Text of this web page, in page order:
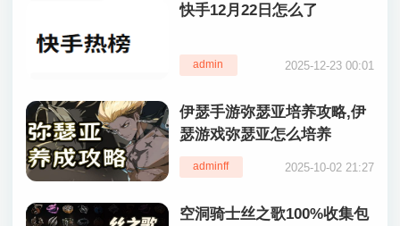
快手12月22日怎么了
admin 2025-12-23 00:01
伊瑟手游弥瑟亚培养攻略,伊
瑟游戏弥瑟亚怎么培养
adminff 2025-10-02 21:27
空洞骑士丝之歌100%收集包